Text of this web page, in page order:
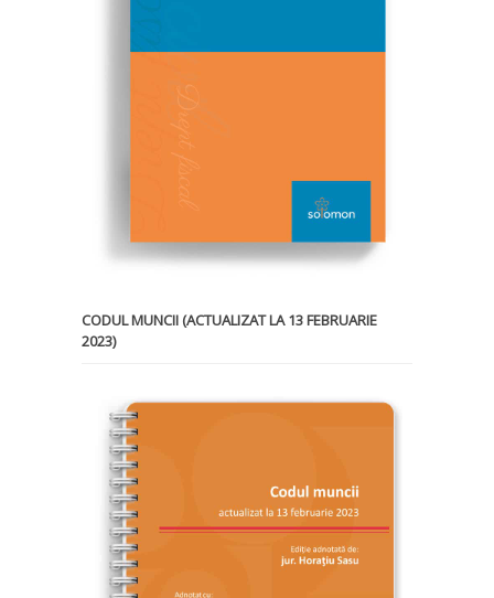
CODUL MUNCII (ACTUALIZAT LA 13 FEBRUARIE
2023)